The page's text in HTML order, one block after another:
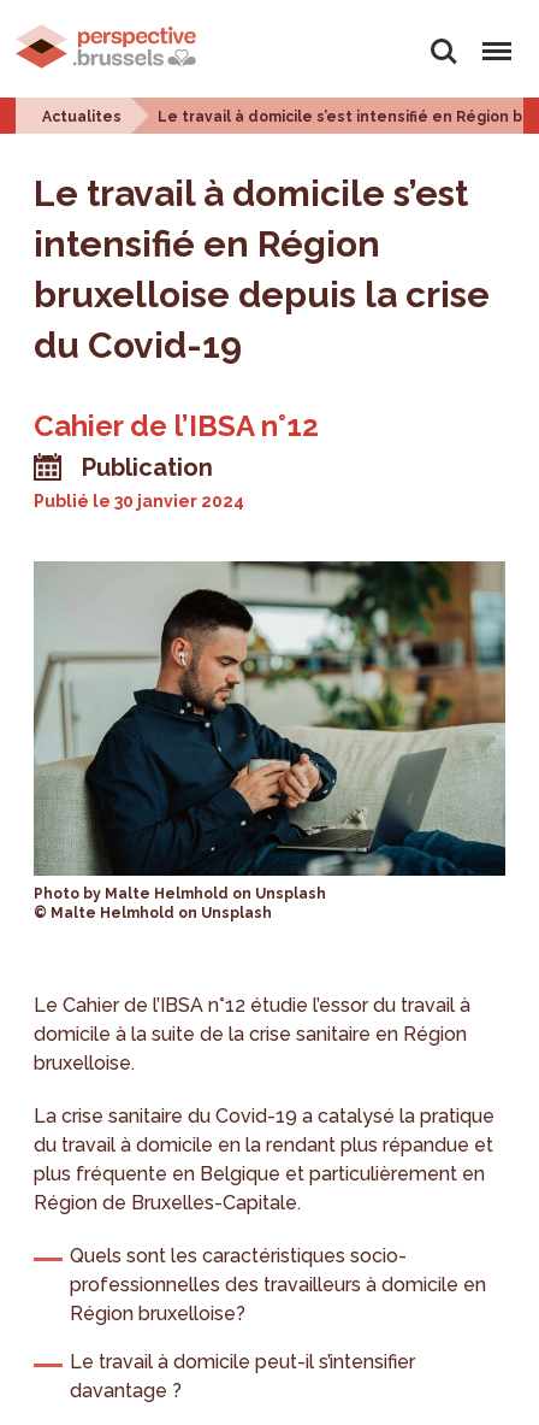
Rechercher
Menu
Actualites Le travail à domicile s’est intensifié en Région
Le travail à domicile s’est
intensifié en Région
bruxelloise depuis la crise
du Covid-19
Cahier de l’IBSA n°12
Publication
Publié le30 janvier 2024
Photo by Malte Helmhold on Unsplash
© Malte Helmhold on Unsplash
Le Cahier de l’IBSA n°12 étudie l’essor du travail à
domicile à la suite de la crise sanitaire en Région
bruxelloise.
La crise sanitaire du Covid-19 a catalysé la pratique
du travail à domicile en la rendant plus répandue et
plus fréquente en Belgique et particulièrement en
Région de Bruxelles-Capitale.
Quels sont les caractéristiques socio-
professionnelles des travailleurs à domicile en
Région bruxelloise?
Le travail à domicile peut-il s’intensifier
davantage ?